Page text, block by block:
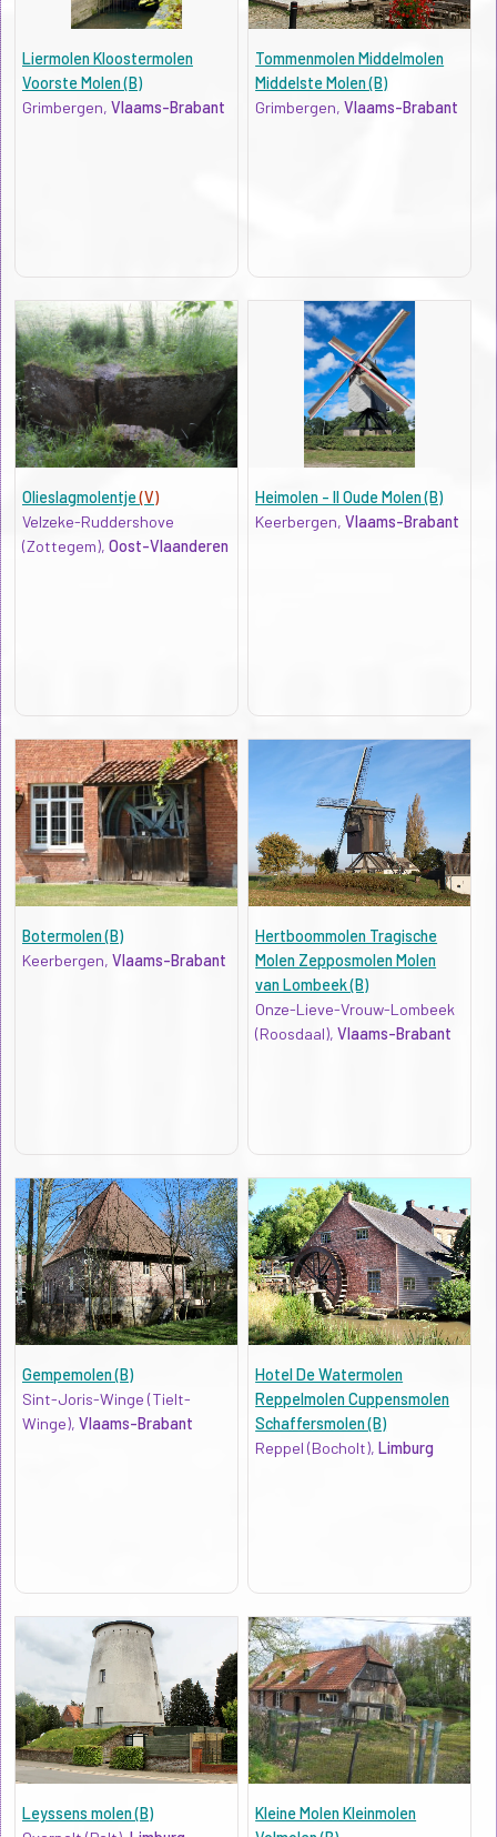
Liermolen Kloostermolen
Voorste Molen (B)
Grimbergen, Vlaams-Brabant
Tommenmolen Middelmolen
Middelste Molen (B)
Grimbergen,Vlaams-Brabant
Olieslagmolentje(V)
Velzeke-Ruddershove
(Zottegem), Oost-Vlaanderen
Heimolen - II Oude Molen (B)
Keerbergen,Vlaams-Brabant
Botermolen (B)
Keerbergen, Vlaams-Brabant
Hertboommolen Tragische
Molen Zepposmolen Molen
van Lombeek (B)
Onze-Lieve-Vrouw-Lombeek
(Roosdaal),Vlaams-Brabant
Gempemolen (B)
Sint-Joris-Winge (Tielt-
Winge), Vlaams-Brabant
Hotel De Watermolen
Reppelmolen Cuppensmolen
Schaffersmolen (B)
Reppel (Bocholt),Limburg
Leyssens molen (B)
Kleine Molen Kleinmolen